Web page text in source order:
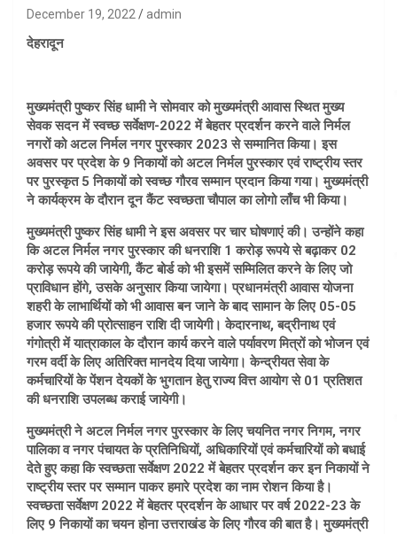
December 19, 2022 admin
देहरादून
मुख्यमंत्री पुष्कर सिंह धामी ने सोमवार को मुख्यमंत्री आवास स्थित मुख्य
सेवक सदन में स्वच्छ सर्वेक्षण-2022 में बेहतर प्रदर्शन करने वाले निर्मल
नगरों को अटल निर्मल नगर पुरस्कार 2023 से सम्मानित किया। इस
अवसर पर प्रदेश के 9 निकायों को अटल निर्मल पुरस्कार एवं राष्ट्रीय स्तर
पर पुरस्कृत 5 निकायों को स्वच्छ गौरव सम्मान प्रदान किया गया। मुख्यमंत्री
ने कार्यक्रम के दौरान दून कैंट स्वच्छता चौपाल का लोगो लाँच भी किया।
मुख्यमंत्री पुष्कर सिंह धामी ने इस अवसर पर चार घोषणाएं की। उन्होंने कहा
कि अटल निर्मल नगर पुरस्कार की धनराशि 1 करोड़ रूपये से बढ़ाकर 02
करोड़ रूपये की जायेगी, कैंट बोर्ड को भी इसमें सम्मिलित करने के लिए जो
प्राविधान होंगे, उसके अनुसार किया जायेगा। प्रधानमंत्री आवास योजना
शहरी के लाभार्थियों को भी आवास बन जाने के बाद सामान के लिए 05-05
हजार रूपये की प्रोत्साहन राशि दी जायेगी। केदारनाथ, बद्रीनाथ एवं
गंगोत्री में यात्राकाल के दौरान कार्य करने वाले पर्यावरण मित्रों को भोजन एवं
गरम वर्दी के लिए अतिरिक्त मानदेय दिया जायेगा। केन्द्रीयत सेवा के
कर्मचारियों के पेंशन देयकों के भुगतान हेतु राज्य वित्त आयोग से 01 प्रतिशत
की धनराशि उपलब्ध कराई जायेगी।
मुख्यमंत्री ने अटल निर्मल नगर पुरस्कार के लिए चयनित नगर निगम, नगर
पालिका व नगर पंचायत के प्रतिनिधियों, अधिकारियों एवं कर्मचारियों को बधाई
देते हुए कहा कि स्वच्छता सर्वेक्षण 2022 में बेहतर प्रदर्शन कर इन निकायों ने
राष्ट्रीय स्तर पर सम्मान पाकर हमारे प्रदेश का नाम रोशन किया है।
स्वच्छता सर्वेक्षण 2022 में बेहतर प्रदर्शन के आधार पर वर्ष 2022-23 के
लिए 9 निकायों का चयन होना उत्तराखंड के लिए गौरव की बात है। मुख्यमंत्री